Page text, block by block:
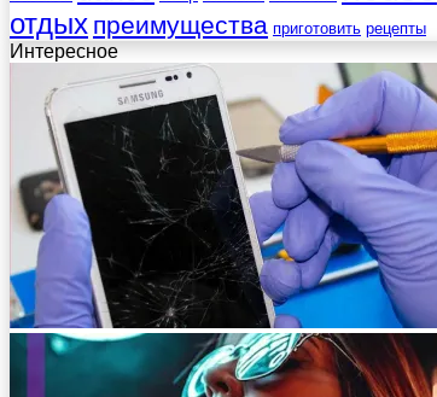
отдых преимущества приготовить рецепты
Интересное